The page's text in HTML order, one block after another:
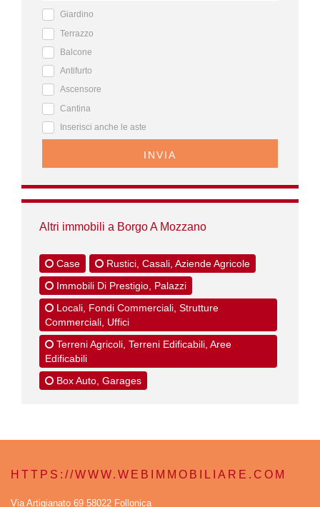
Giardino
Terrazzo
Balcone
Antifurto
Ascensore
Cantina
Inserisci anche le aste
INVIA
Altri immobili a Borgo A Mozzano
Case
Rustici, Casali, Aziende Agricole
Immobili Di Prestigio, Palazzi
Locali, Fondi Commerciali, Strutture
Commerciali, Uffici
Terreni Agricoli, Terreni Edificabili, Aree
Edificabili
Box Auto, Garages
HTTPS://WWW.WEBIMMOBILIARE.COM
Via Artigianato 69 58022 Follonica